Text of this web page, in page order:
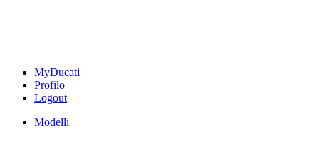
MyDucati
Profilo
Logout
Modelli